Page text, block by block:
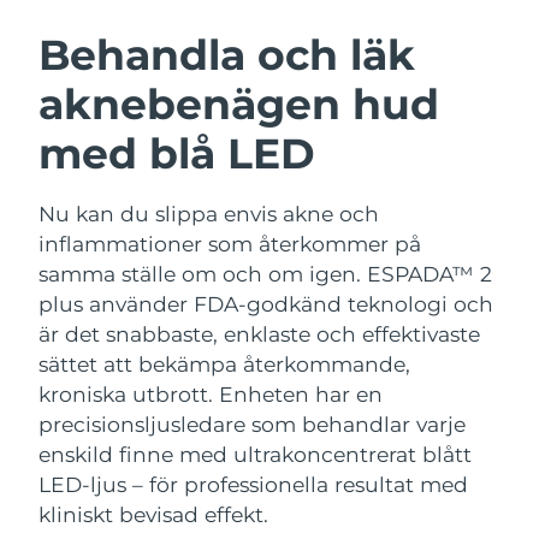
Behandla och läk
aknebenägen hud
med blå LED
Nu kan du slippa envis akne och
inflammationer som återkommer på
samma ställe om och om igen. ESPADA™ 2
plus använder FDA-godkänd teknologi och
är det snabbaste, enklaste och effektivaste
sättet att bekämpa återkommande,
kroniska utbrott. Enheten har en
precisionsljusledare som behandlar varje
enskild finne med ultrakoncentrerat blått
LED-ljus – för professionella resultat med
kliniskt bevisad effekt.
Ansiktsrengöring
Anti-aging massage
LUNA™ 4 Plus
Massage, LED heating
LUNA™ 4 Men
For men, anti-aging massage
Ansiktslyft
Microcurrent toning
BEAR™ 2 go
Microcurrent toning on-the-go
BEAR™ 2 eyes & lips
Microcurrent line smoothing device
Återfuktning
UFO™ 3-paket
Deep facial hydration
UFO™ 3 LED
Near-infrared and red light therapy
device
Munvård
issa™ 4
Hybrid silicone sonic toothbrush
issa™ 4 plus
Smart hybrid silicone sonic toothbrush
FAQ™ ANTI-AGING-BEHANDLING
Anti-aging LED-behandlingar
NEW
Österrike Förväntad leverans
Bahrain Förväntad leverans
Belgien Förväntad leverans
Bermuda Förväntad leverans
Bosnien och
Hercegovina
Förväntad leverans8/13/26
Brunei Förväntad leverans8/15/26
Bulgarien Förväntad leverans
Kanada Förväntad leverans8/14/26
Chile